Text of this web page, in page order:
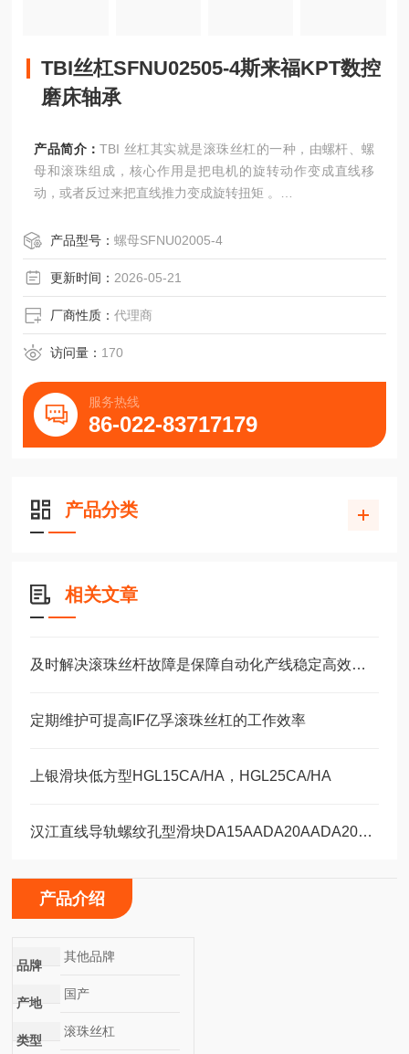
TBI丝杠SFNU02505-4斯来福KPT数控
磨床轴承
产品简介：TBI 丝杠其实就是滚珠丝杠的一种，由螺杆、螺
母和滚珠组成，核心作用是把电机的旋转动作变成直线移
动，或者反过来把直线推力变成旋转扭矩 。
产品型号：螺母SFNU02005-4
更新时间： 2026-05-21
厂商性质：代理商
访问量： 170
服务热线
86-022-83717179
产品分类
相关文章
及时解决滚珠丝杆故障是保障自动化产线稳定高效的关键
定期维护可提高IF亿孚滚珠丝杠的工作效率
上银滑块低方型HGL15CA/HA，HGL25CA/HA
汉江直线导轨螺纹孔型滑块DA15AADA20AADA20AAL
产品介绍
品牌
其他品牌
产地
国产
类型
滚珠丝杠